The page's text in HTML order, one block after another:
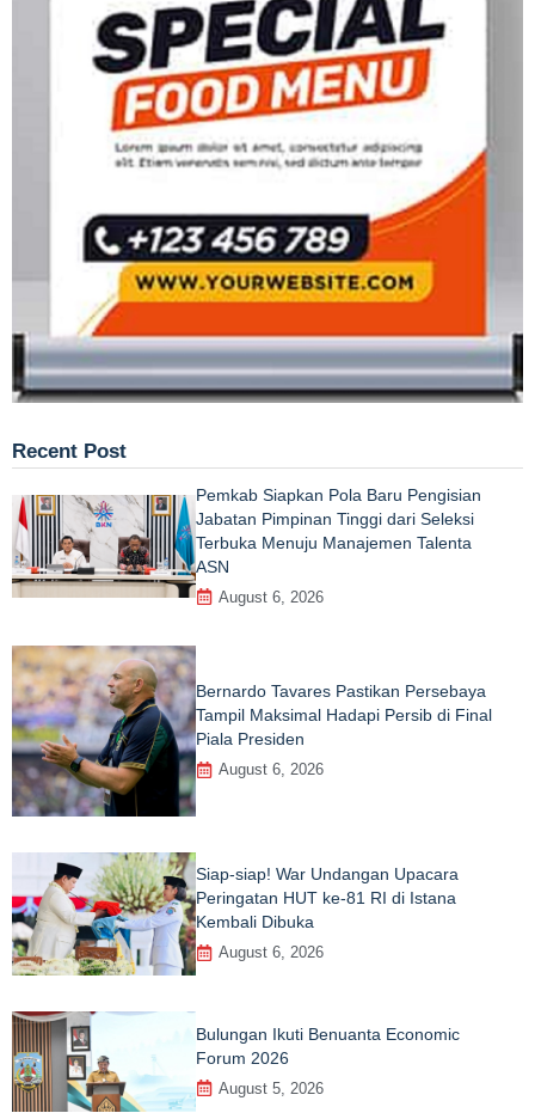
Recent Post
Pemkab Siapkan Pola Baru Pengisian
Jabatan Pimpinan Tinggi dari Seleksi
Terbuka Menuju Manajemen Talenta
ASN
August 6, 2026
Bernardo Tavares Pastikan Persebaya
Tampil Maksimal Hadapi Persib di Final
Piala Presiden
August 6, 2026
Siap-siap! War Undangan Upacara
Peringatan HUT ke-81 RI di Istana
Kembali Dibuka
August 6, 2026
Bulungan Ikuti Benuanta Economic
Forum 2026
August 5, 2026